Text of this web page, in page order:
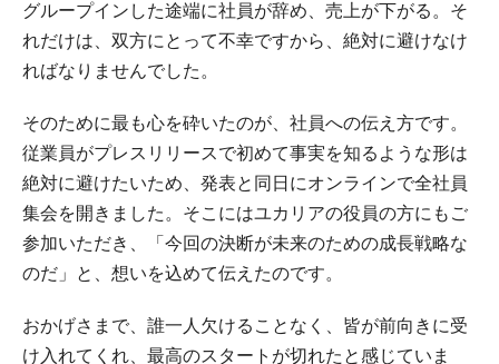
グループインした途端に社員が辞め、売上が下がる。そ
れだけは、双方にとって不幸ですから、絶対に避けなけ
ればなりませんでした。
そのために最も心を砕いたのが、社員への伝え方です。
従業員がプレスリリースで初めて事実を知るような形は
絶対に避けたいため、発表と同日にオンラインで全社員
集会を開きました。そこにはユカリアの役員の方にもご
参加いただき、「今回の決断が未来のための成長戦略な
のだ」と、想いを込めて伝えたのです。
おかげさまで、誰一人欠けることなく、皆が前向きに受
け入れてくれ、最高のスタートが切れたと感じていま